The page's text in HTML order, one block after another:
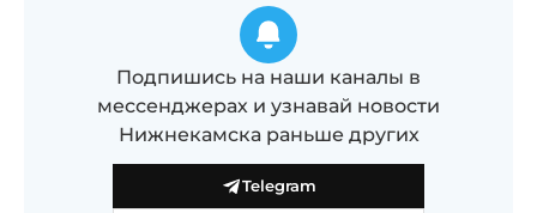
Подпишись на наши каналы в
мессенджерах и узнавай новости
Нижнекамска раньше других
Telegram